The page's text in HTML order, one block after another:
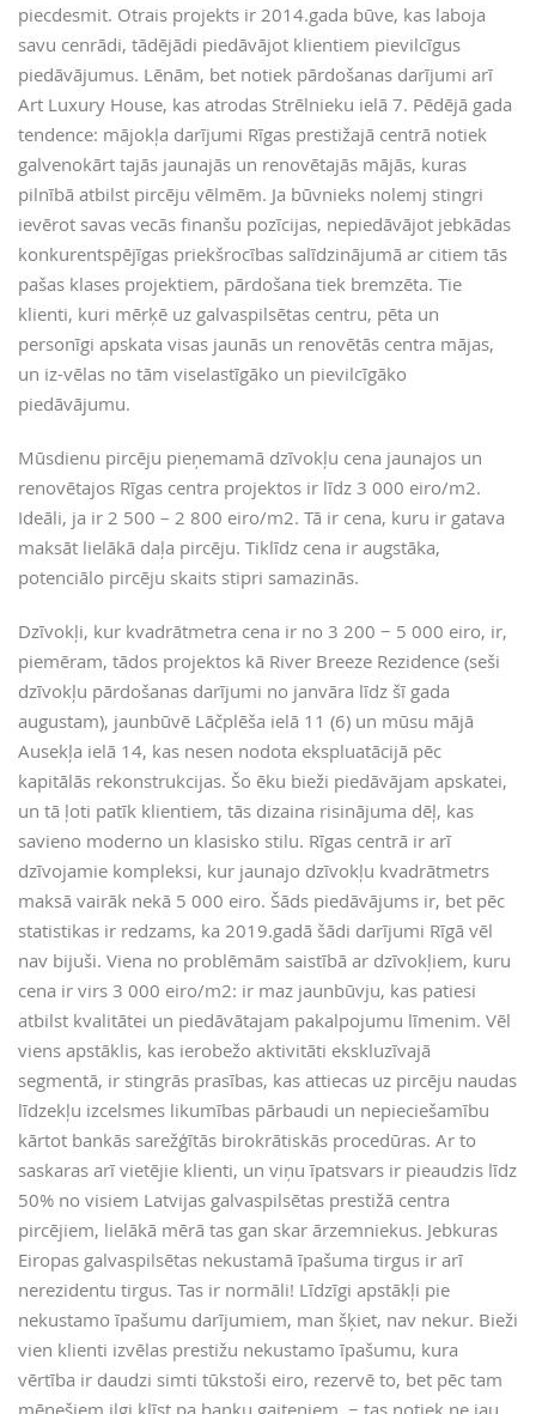
piecdesmit. Otrais projekts ir 2014.gada būve, kas laboja
savu cenrādi, tādējādi piedāvājot klientiem pievilcīgus
piedāvājumus. Lēnām, bet notiek pārdošanas darījumi arī
Art Luxury House, kas atrodas Strēlnieku ielā 7. Pēdējā gada
tendence: mājokļa darījumi Rīgas prestižajā centrā notiek
galvenokārt tajās jaunajās un renovētajās mājās, kuras
pilnībā atbilst pircēju vēlmēm. Ja būvnieks nolemj stingri
ievērot savas vecās finanšu pozīcijas, nepiedāvājot jebkādas
konkurentspējīgas priekšrocības salīdzinājumā ar citiem tās
pašas klases projektiem, pārdošana tiek bremzēta. Tie
klienti, kuri mērķē uz galvaspilsētas centru, pēta un
personīgi apskata visas jaunās un renovētās centra mājas,
un iz-vēlas no tām viselastīgāko un pievilcīgāko
piedāvājumu.
Mūsdienu pircēju pieņemamā dzīvokļu cena jaunajos un
renovētajos Rīgas centra projektos ir līdz 3 000 eiro/m2.
Ideāli, ja ir 2 500 – 2 800 eiro/m2. Tā ir cena, kuru ir gatava
maksāt lielākā daļa pircēju. Tiklīdz cena ir augstāka,
potenciālo pircēju skaits stipri samazinās.
Dzīvokļi, kur kvadrātmetra cena ir no 3 200 − 5 000 eiro, ir,
piemēram, tādos projektos kā River Breeze Rezidence (seši
dzīvokļu pārdošanas darījumi no janvāra līdz šī gada
augustam), jaunbūvē Lāčplēša ielā 11 (6) un mūsu mājā
Ausekļa ielā 14, kas nesen nodota ekspluatācijā pēc
kapitālās rekonstrukcijas. Šo ēku bieži piedāvājam apskatei,
un tā ļoti patīk klientiem, tās dizaina risinājuma dēļ, kas
savieno moderno un klasisko stilu. Rīgas centrā ir arī
dzīvojamie kompleksi, kur jaunajo dzīvokļu kvadrātmetrs
maksā vairāk nekā 5 000 eiro. Šāds piedāvājums ir, bet pēc
statistikas ir redzams, ka 2019.gadā šādi darījumi Rīgā vēl
nav bijuši. Viena no problēmām saistībā ar dzīvokļiem, kuru
cena ir virs 3 000 eiro/m2: ir maz jaunbūvju, kas patiesi
atbilst kvalitātei un piedāvātajam pakalpojumu līmenim. Vēl
viens apstāklis, kas ierobežo aktivitāti ekskluzīvajā
segmentā, ir stingrās prasības, kas attiecas uz pircēju naudas
līdzekļu izcelsmes likumības pārbaudi un nepieciešamību
kārtot bankās sarežģītās birokrātiskās procedūras. Ar to
saskaras arī vietējie klienti, un viņu īpatsvars ir pieaudzis līdz
50% no visiem Latvijas galvaspilsētas prestižā centra
pircējiem, lielākā mērā tas gan skar ārzemniekus. Jebkuras
Eiropas galvaspilsētas nekustamā īpašuma tirgus ir arī
nerezidentu tirgus. Tas ir normāli! Līdzīgi apstākļi pie
nekustamo īpašumu darījumiem, man šķiet, nav nekur. Bieži
vien klienti izvēlas prestižu nekustamo īpašumu, kura
vērtība ir daudzi simti tūkstoši eiro, rezervē to, bet pēc tam
mēnešiem ilgi klīst pa banku gaiteņiem, − tas notiek ne jau